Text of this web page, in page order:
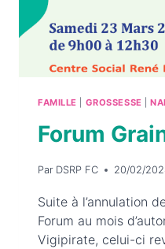
FAMILLE GROSSESSE |
Forum
Par DSRP FC 20/02/
Suite à l’annulation
Forum au mois
Vigipirate, celui-ci